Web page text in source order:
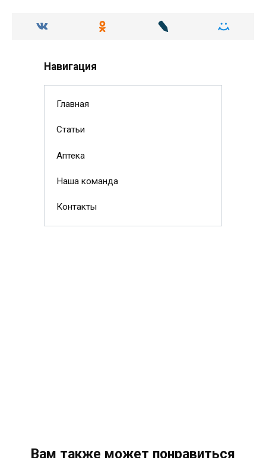
Навигация
Главная
Статьи
Аптека
Наша команда
Контакты
Вам также может понравиться